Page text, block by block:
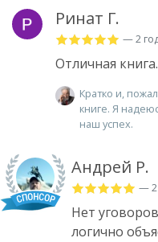
Ринат Г.
— 2
Отличная книга.
Кратко и,
книге. Я
наш успех.
Андрей Р.
— 2
Нет
логично